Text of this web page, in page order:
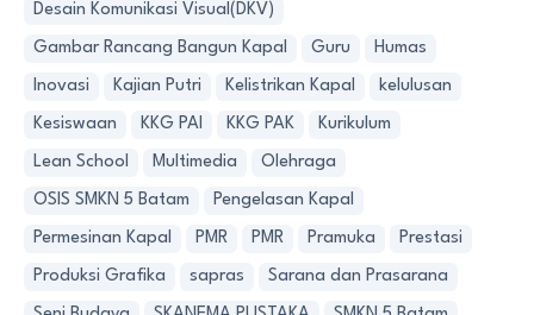
Desain Komunikasi Visual(DKV)
Gambar Rancang Bangun Kapal Guru Humas
Inovasi Kajian Putri Kelistrikan Kapal kelulusan
Kesiswaan KKG PAI KKG PAK Kurikulum
Lean School Multimedia Olehraga
OSIS SMKN 5 Batam Pengelasan Kapal
Permesinan Kapal PMR PMR Pramuka Prestasi
Produksi Grafika sapras Sarana dan Prasarana